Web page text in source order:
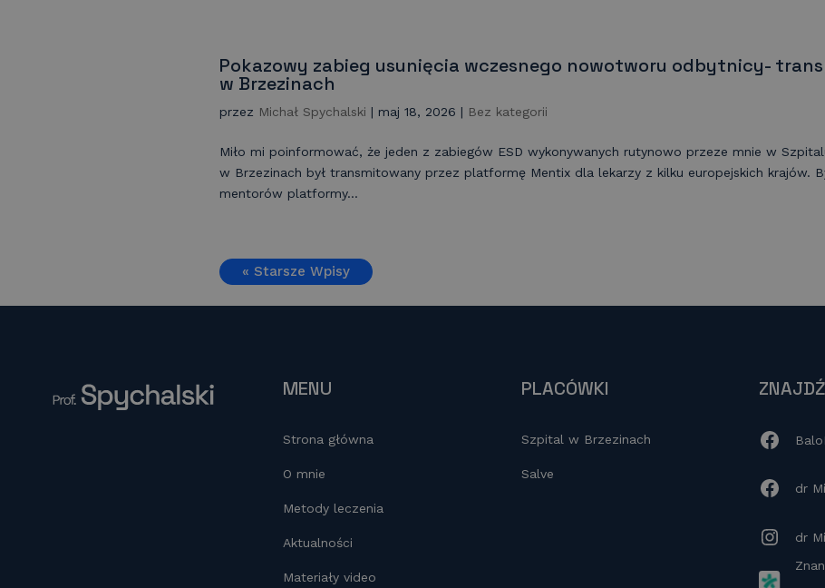
Pokazowy zabieg usunięcia wczesnego nowotworu odbytnicy-
w Brzezinach
przez Michał Spychalski | maj 18, 2026 | Bez kategorii
Miło mi poinformować, że jeden z zabiegów ESD wykonywanych rutynowo przeze mnie w
w Brzezinach był transmitowany przez platformę Mentix dla lekarzy z kilku europejskich krajów.
mentorów platformy...
« Starsze Wpisy
MENU
Strona główna
O mnie
Metody leczenia
Aktualności
Materiały video
PLACÓWKI
Szpital w Brzezinach
Salve
dr
dr